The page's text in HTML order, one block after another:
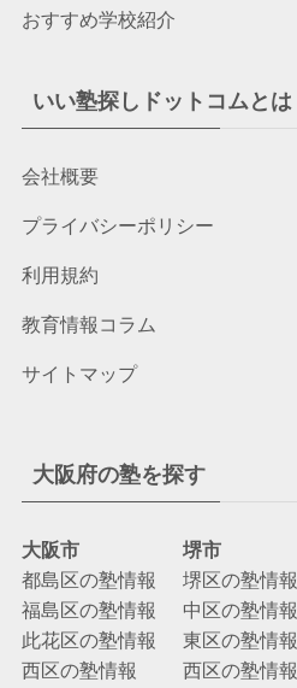
おすすめ学校紹介
いい塾探しドットコムとは
会社概要
プライバシーポリシー
利用規約
教育情報コラム
サイトマップ
大阪府の塾を探す
大阪市
都島区の塾情報
福島区の塾情報
此花区の塾情報
西区の塾情報
堺市
堺区の塾情報
中区の塾情報
東区の塾情報
西区の塾情報